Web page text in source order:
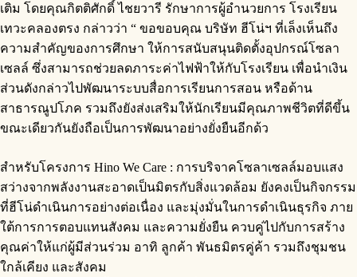
เติม โดยคุณกิตติศักดิ์ ไชยวารี รักษาการผู้อำนวยการ โรงเรียน
เทวะคลองตรง กล่าวว่า “ ขอขอบคุณ บริษัท ฮีโน่ฯ ที่เล็งเห็นถึง
ความสำคัญของการศึกษา ให้การสนับสนุนติดตั้งอุปกรณ์โซลา
เซลล์ ซึ่งสามารถช่วยลดภาระค่าไฟฟ้าให้กับโรงเรียน เพื่อนำเงิน
ส่วนดังกล่าวไปพัฒนาระบบสื่อการเรียนการสอน หรือด้าน
สาธารณูปโภค รวมถึงยังส่งเสริมให้นักเรียนมีคุณภาพชีวิตที่ดีขึ้น
ขณะเดียวกันยังถือเป็นการพัฒนาอย่างยั่งยืนอีกด้ว
สำหรับโครงการ Hino We Care : การบริจาคโซลาเซลล์มอบแสง
สว่างจากพลังงานสะอาดเป็นมิตรกับสิ่งแวดล้อม ยังคงเป็นกิจกรรม
ที่ฮีโน่ดำเนินการอย่างต่อเนื่อง และมุ่งมั่นในการดำเนินธุรกิจ ภาย
ใต้การการตอบแทนสังคม และความยั่งยืน ควบคู่ไปกับการสร้าง
คุณค่าให้แก่ผู้มีส่วนร่วม อาทิ ลูกค้า พันธมิตรคู่ค้า รวมถึงชุมชน
ใกล้เคียง และสังคม